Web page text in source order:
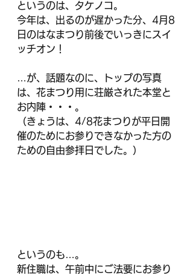
というのは、タケノコ。
今年は、出るのが遅かった分、4月8
日のはなまつり前後でいっきにスイ
ッチオン！
…が、話題なのに、トップの写真
は、花まつり用に荘厳された本堂と
お内陣・・・。
（きょうは、4/8花まつりが平日開
催のためにお参りできなかった方の
ための自由参拝日でした。）
というのも…。
新住職は、午前中にご法要にお参り